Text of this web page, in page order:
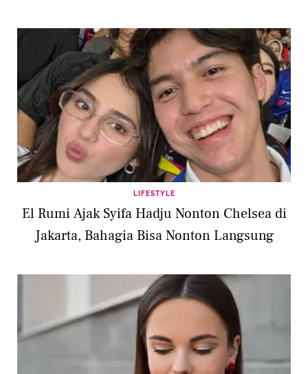
LIFESTYLE
El Rumi Ajak Syifa Hadju Nonton Chelsea di
Jakarta, Bahagia Bisa Nonton Langsung